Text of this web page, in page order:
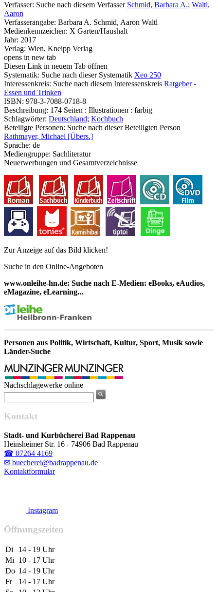
Verfasser: Suche nach diesem Verfasser Schmid, Barbara A.; Waltl,
Aaron
Verfasserangabe: Barbara A. Schmid, Aaron Waltl
Medienkennzeichen: X Garten/Haushalt
Jahr: 2017
Verlag: Wien, Kneipp Verlag
opens in new tab
Diesen Link in neuem Tab öffnen
Systematik: Suche nach dieser Systematik Xeo 250
Interessenkreis: Suche nach diesem Interessenskreis Ratgeber -
Essen und Trinken
ISBN: 978-3-7088-0718-8
Beschreibung: 174 Seiten : Illustrationen : farbig
Schlagwörter: Deutschland; Kochbuch
Beteiligte Personen: Suche nach dieser Beteiligten Person
Rathmayer, Michael [Übers.]
Sprache: de
Mediengruppe: Sachliteratur
Neuerwerbungen und Gesamtverzeichnisse
Zur Anzeige auf das Bild klicken!
Suche in den Online-Angeboten
www.onleihe-hn.de: Suche nach E-Medien: eBooks, eAudios,
eMagazine, eLearning...
Personen aus Politik, Wirtschaft, Kultur, Sport, Musik sowie
Länder-Suche
Nachschlagewerke online
Kontakt
Stadt- und Kurbücherei Bad Rappenau
Heinsheimer Str. 16 - 74906 Bad Rappenau
☎ 07264 4169
✉ buecherei@badrappenau.de
Kontaktformular
Instagram
Öffnungszeiten
Di
14 - 19 Uhr
Mi
10 - 17 Uhr
Do 14 - 19 Uhr
Fr
14 - 17 Uhr